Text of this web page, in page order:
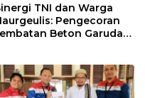
TNI dan Warga
Pengecoran
Beton Garuda